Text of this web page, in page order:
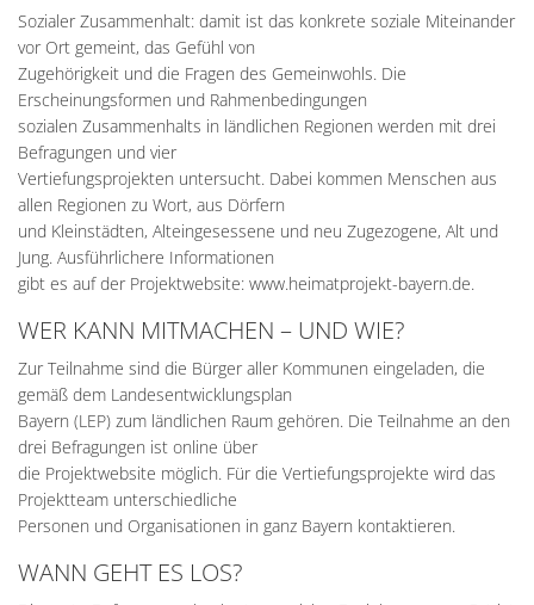
Sozialer Zusammenhalt: damit ist das konkrete soziale Miteinander
vor Ort gemeint, das Gefühl von
Zugehörigkeit und die Fragen des Gemeinwohls. Die
Erscheinungsformen und Rahmenbedingungen
sozialen Zusammenhalts in ländlichen Regionen werden mit drei
Befragungen und vier
Vertiefungsprojekten untersucht. Dabei kommen Menschen aus
allen Regionen zu Wort, aus Dörfern
und Kleinstädten, Alteingesessene und neu Zugezogene, Alt und
Jung. Ausführlichere Informationen
gibt es auf der Projektwebsite: www.heimatprojekt-bayern.de.
WER KANN MITMACHEN – UND WIE?
Zur Teilnahme sind die Bürger aller Kommunen eingeladen, die
gemäß dem Landesentwicklungsplan
Bayern (LEP) zum ländlichen Raum gehören. Die Teilnahme an den
drei Befragungen ist online über
die Projektwebsite möglich. Für die Vertiefungsprojekte wird das
Projektteam unterschiedliche
Personen und Organisationen in ganz Bayern kontaktieren.
WANN GEHT ES LOS?